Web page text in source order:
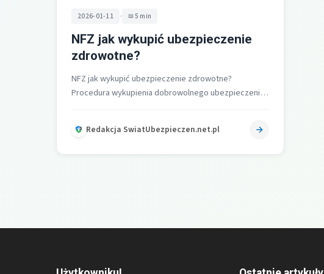
2026-01-11 • 5 min
NFZ jak wykupić ubezpieczenie
zdrowotne?
NFZ jak wykupić ubezpieczenie zdrowotne?
Procedura wykupienia dobrowolnego ubezpieczenia
Redakcja SwiatUbezpieczen.net.pl